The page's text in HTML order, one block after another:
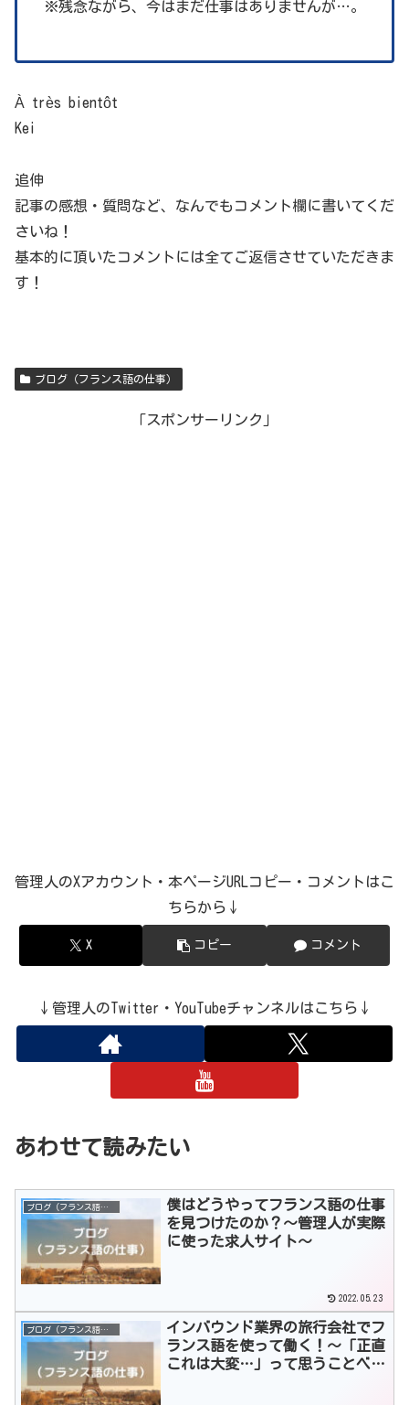
※残念ながら、今はまだ仕事はありませんが…。
À très bientôt
Kei
追伸
記事の感想・質問など、なんでもコメント欄に書いてくだ
さいね！
基本的に頂いたコメントには全てご返信させていただきま
す！
ブログ（フランス語の仕事）
「スポンサーリンク」
管理人のXアカウント・本ページURLコピー・コメントはこ
ちらから↓
X コピー コメント
↓管理人のTwitter・YouTubeチャンネルはこちら↓
あわせて読みたい
ブログ（フランス語の仕事）
僕はどうやってフランス語の仕事
を見つけたのか？～管理人が実際
に使った求人サイト～
2022.05.23
ブログ（フランス語の仕事）
インバウンド業界の旅行会社でフ
ランス語を使って働く！～「正直
これは大変…」って思うことベス